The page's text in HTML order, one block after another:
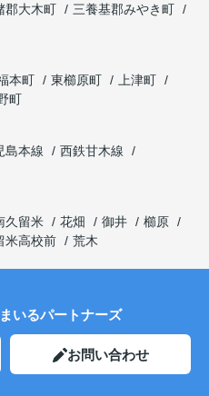
郡大木町
三養基郡みやき町
本町 東櫛原町
上津町
町
島本線
西鉄甘木線
久留米 花畑 御井
櫛原
米高校前 荒木
いるパートナーズ
お問い合わせ